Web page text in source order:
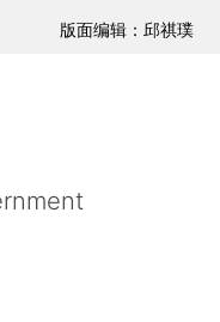
版面编辑：邱祺璞